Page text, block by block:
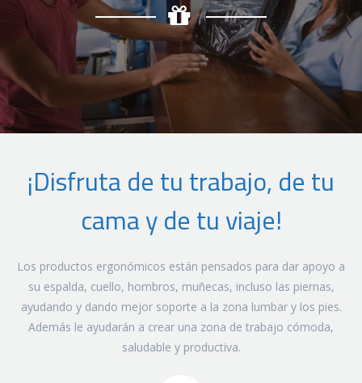
¡Disfruta de tu trabajo, de tu
cama y de tu viaje!
Los productos ergonómicos están pensados para dar apoyo a
su espalda, cuello, hombros, muñecas, incluso las piernas,
ayudando y dando mejor soporte a la zona lumbar y los pies.
Además le ayudarán a crear una zona de trabajo cómoda,
saludable y productiva.